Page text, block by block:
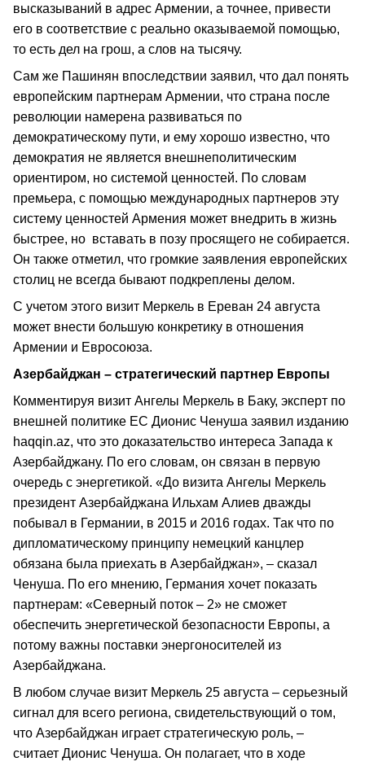
высказываний в адрес Армении, а точнее, привести
его в соответствие с реально оказываемой помощью,
то есть дел на грош, а слов на тысячу.
Сам же Пашинян впоследствии заявил, что дал понять
европейским партнерам Армении, что страна после
революции намерена развиваться по
демократическому пути, и ему хорошо известно, что
демократия не является внешнеполитическим
ориентиром, но системой ценностей. По словам
премьера, с помощью международных партнеров эту
систему ценностей Армения может внедрить в жизнь
быстрее, но вставать в позу просящего не собирается.
Он также отметил, что громкие заявления европейских
столиц не всегда бывают подкреплены делом.
С учетом этого визит Меркель в Ереван 24 августа
может внести большую конкретику в отношения
Армении и Евросоюза.
Азербайджан – стратегический партнер Европы
Комментируя визит Ангелы Меркель в Баку, эксперт по
внешней политике ЕС Дионис Ченуша заявил изданию
haqqin.az, что это доказательство интереса Запада к
Азербайджану. По его словам, он связан в первую
очередь с энергетикой. «До визита Ангелы Меркель
президент Азербайджана Ильхам Алиев дважды
побывал в Германии, в 2015 и 2016 годах. Так что по
дипломатическому принципу немецкий канцлер
обязана была приехать в Азербайджан», – сказал
Ченуша. По его мнению, Германия хочет показать
партнерам: «Северный поток – 2» не сможет
обеспечить энергетической безопасности Европы, а
потому важны поставки энергоносителей из
Азербайджана.
В любом случае визит Меркель 25 августа – серьезный
сигнал для всего региона, свидетельствующий о том,
что Азербайджан играет стратегическую роль, –
считает Дионис Ченуша. Он полагает, что в ходе